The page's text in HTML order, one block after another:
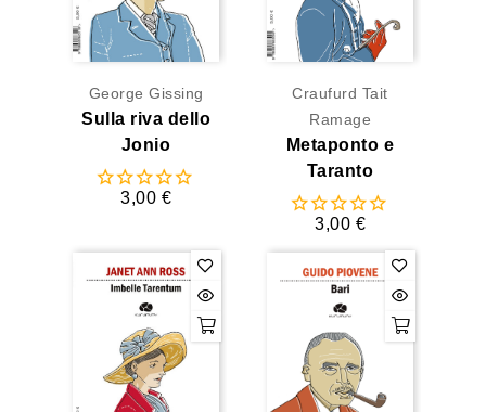
George Gissing
Sulla riva dello
Jonio
3,00 €
Craufurd Tait
Ramage
Metaponto e
Taranto
3,00 €